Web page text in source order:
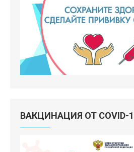
ВАКЦИНАЦИЯ ОТ COVID-